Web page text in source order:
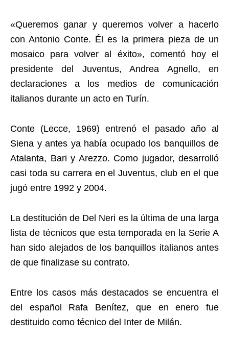
«Queremos ganar y queremos volver a hacerlo
con Antonio Conte. Él es la primera pieza de un
mosaico para volver al éxito», comentó hoy el
presidente del Juventus, Andrea Agnello, en
declaraciones a los medios de comunicación
italianos durante un acto en Turín.
Conte (Lecce, 1969) entrenó el pasado año al
Siena y antes ya había ocupado los banquillos de
Atalanta, Bari y Arezzo. Como jugador, desarrolló
casi toda su carrera en el Juventus, club en el que
jugó entre 1992 y 2004.
La destitución de Del Neri es la última de una larga
lista de técnicos que esta temporada en la Serie A
han sido alejados de los banquillos italianos antes
de que finalizase su contrato.
Entre los casos más destacados se encuentra el
del español Rafa Benítez, que en enero fue
destituido como técnico del Inter de Milán.